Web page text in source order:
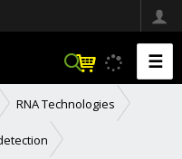
V
h
☰
RNA Technologies